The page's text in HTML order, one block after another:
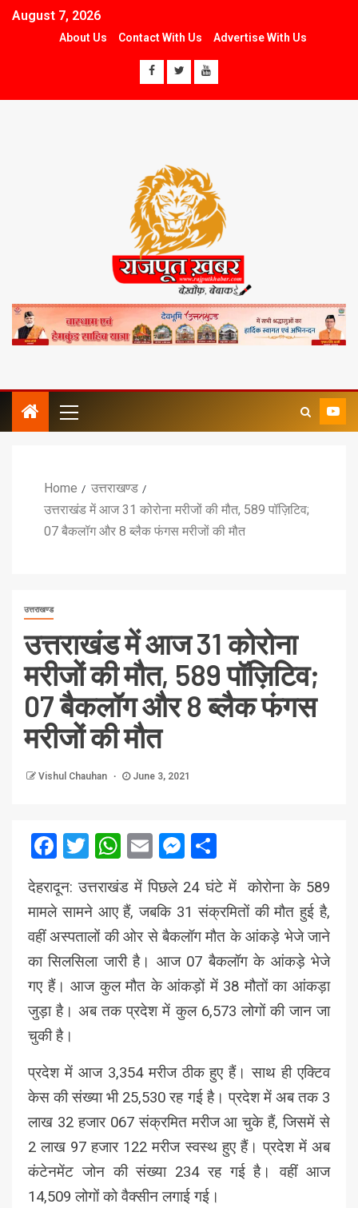
August 7, 2026
About Us Contact With Us Advertise With Us
Home
उत्तराखण्ड
उत्तराखंड में आज 31 कोरोना मरीजों की मौत, 589 पॉज़िटिव;
07 बैकलॉग और 8 ब्लैक फंगस मरीजों की मौत
उत्तराखण्ड
उत्तराखंड में आज 31 कोरोना
मरीजों की मौत, 589 पॉज़िटिव;
07 बैकलॉग और 8 ब्लैक फंगस
मरीजों की मौत
Vishul Chauhan June 3, 2021
Facebook
Twitter
WhatsApp
EmailMessenger
देहरादून: उत्तराखंड में पिछले 24 घंटे में कोरोना के 589
मामले सामने आए हैं, जबकि 31 संक्रमितों की मौत हुई है,
वहीं अस्पतालों की ओर से बैकलॉग मौत के आंकड़े भेजे जाने
का सिलसिला जारी है। आज 07 बैकलॉग के आंकड़े भेजे
गए हैं। आज कुल मौत के आंकड़ों में 38 मौतों का आंकड़ा
जुड़ा है। अब तक प्रदेश में कुल 6,573 लोगों की जान जा
चुकी है।
प्रदेश में आज 3,354 मरीज ठीक हुए हैं। साथ ही एक्टिव
केस की संख्या भी 25,530 रह गई है। प्रदेश में अब तक 3
लाख 32 हजार 067 संक्रमित मरीज आ चुके हैं, जिसमें से
2 लाख 97 हजार 122 मरीज स्वस्थ हुए हैं। प्रदेश में अब
कंटेनमेंट जोन की संख्या 234 रह गई है। वहीं आज
14,509 लोगों को वैक्सीन लगाई गई।